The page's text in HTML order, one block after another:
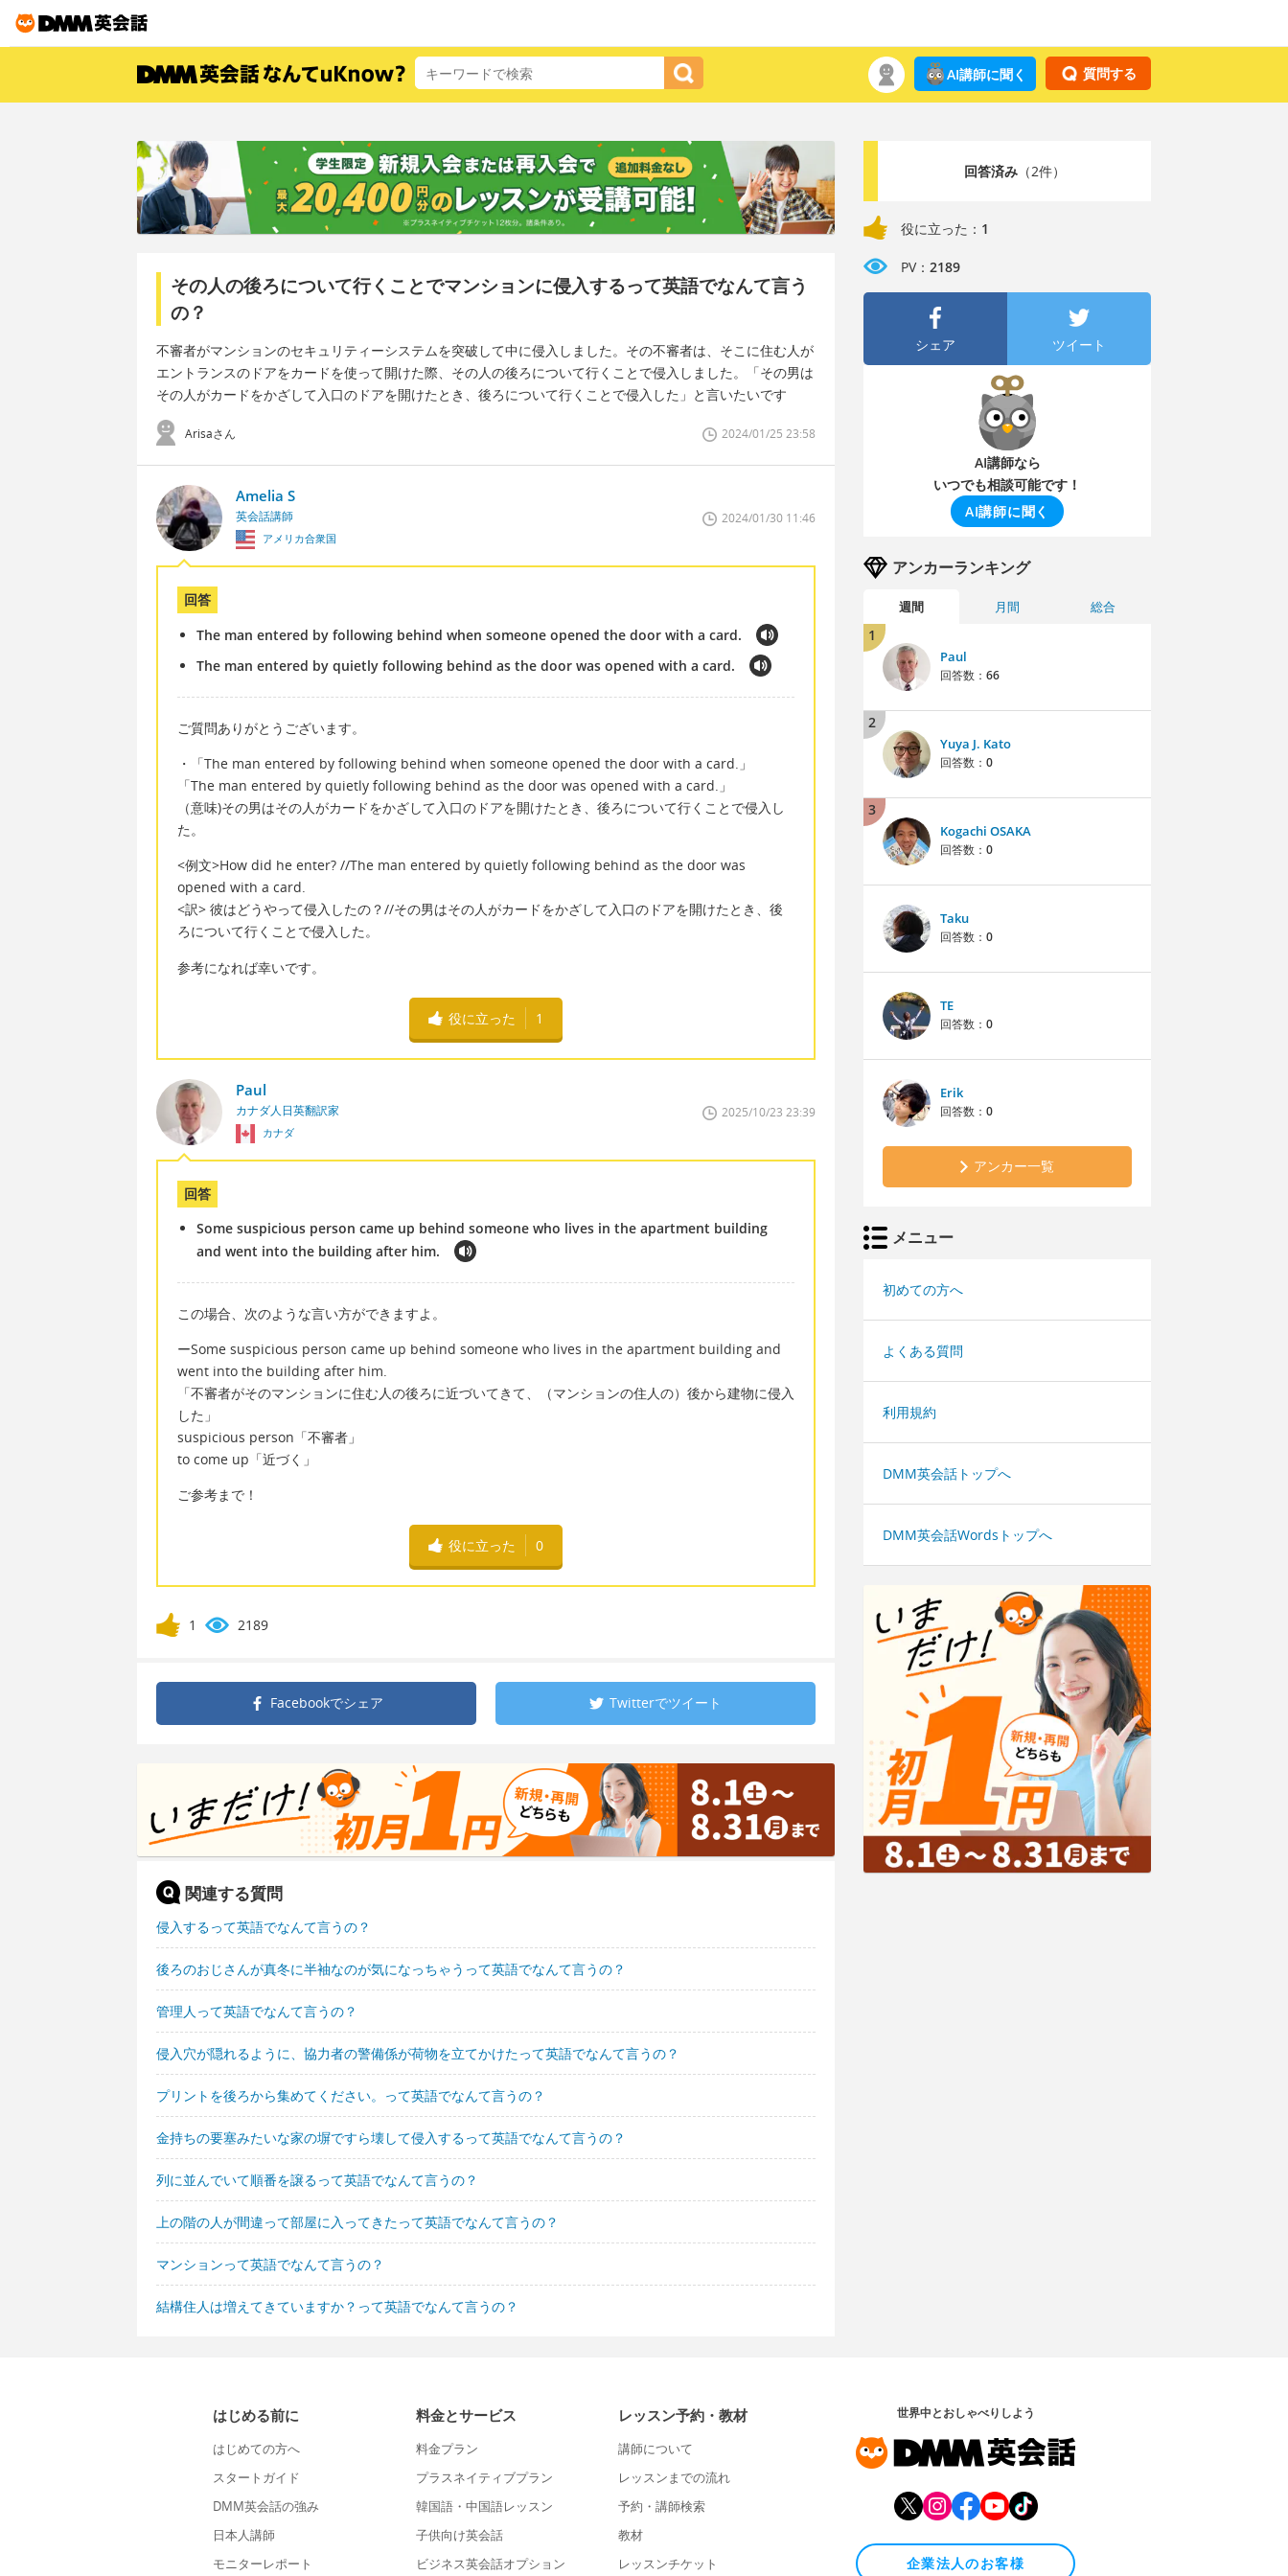
質問する
AI講師に聞く
その人の後ろについて行くことでマンションに侵入するって英語でなんて言う
の？
不審者がマンションのセキュリティーシステムを突破して中に侵入しました。その不審者は、そこに住む人が
エントランスのドアをカードを使って開けた際、その人の後ろについて行くことで侵入しました。「その男は
その人がカードをかざして入口のドアを開けたとき、後ろについて行くことで侵入した」と言いたいです
Arisaさん 2024/01/25 23:58
Amelia S
英会話講師
アメリカ合衆国
2024/01/30 11:46
回答
The man entered by following behind when someone opened the door with a card.
The man entered by quietly following behind as the door was opened with a card.
ご質問ありがとうございます。
・「The man entered by following behind when someone opened the door with a card.」
「The man entered by quietly following behind as the door was opened with a card.」
（意味)その男はその人がカードをかざして入口のドアを開けたとき、後ろについて行くことで侵入し
た。
<例文>How did he enter? //The man entered by quietly following behind as the door was
opened with a card.
<訳> 彼はどうやって侵入したの？//その男はその人がカードをかざして入口のドアを開けたとき、後
ろについて行くことで侵入した。
参考になれば幸いです。
役に立った 1
Paul
カナダ人日英翻訳家
カナダ
2025/10/23 23:39
回答
Some suspicious person came up behind someone who lives in the apartment building
and went into the building after him.
この場合、次のような言い方ができますよ。
ーSome suspicious person came up behind someone who lives in the apartment building and
went into the building after him.
「不審者がそのマンションに住む人の後ろに近づいてきて、（マンションの住人の）後から建物に侵入
した」
suspicious person「不審者」
to come up「近づく」
ご参考まで！
役に立った 0
1 2189
Facebookでシェア Twitterでツイート
関連する質問
侵入するって英語でなんて言うの？
後ろのおじさんが真冬に半袖なのが気になっちゃうって英語でなんて言うの？
管理人って英語でなんて言うの？
侵入穴が隠れるように、協力者の警備係が荷物を立てかけたって英語でなんて言うの？
プリントを後ろから集めてください。って英語でなんて言うの？
金持ちの要塞みたいな家の塀ですら壊して侵入するって英語でなんて言うの？
列に並んでいて順番を譲るって英語でなんて言うの？
上の階の人が間違って部屋に入ってきたって英語でなんて言うの？
マンションって英語でなんて言うの？
結構住人は増えてきていますか？って英語でなんて言うの？
回答済み（2件）
役に立った： 1
PV： 2189
シェア ツイート
AI講師なら
いつでも相談可能です！
AI講師に聞く
アンカーランキング
週間 月間 総合
1
Paul
回答数： 66
2
Yuya J. Kato
回答数： 0
3
Kogachi OSAKA
回答数： 0
Taku
回答数： 0
TE
回答数： 0
Erik
回答数： 0
アンカー一覧
メニュー
初めての方へ
よくある質問
利用規約
DMM英会話トップへ
DMM英会話Wordsトップへ
はじめる前に
はじめての方へ
スタートガイド
DMM英会話の強み
日本人講師
モニターレポート
料金とサービス
料金プラン
プラスネイティブプラン
韓国語・中国語レッスン
子供向け英会話
ビジネス英会話オプション
レッスン予約・教材
講師について
レッスンまでの流れ
予約・講師検索
教材
レッスンチケット
世界中とおしゃべりしよう
企業法人のお客様